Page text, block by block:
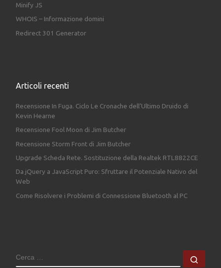
Minify JS
WHOIS – Informazione domini
Redirect 301 Generator
Articoli recenti
Recensione In Fuga. Ciclo Le Cronache dell’Ultimo Druido di
Kevin Hearne
Recensione Fool Moon di Jim Butcher
Recensione Storm Front di Jim Butcher
Upgrade Scheda Rete. Sostituzione della Realtek RTL8822CE
Da jQuery a JavaScript Puro: Sfruttare il Potenziale Nativo del
Web
Come Risolvere i Problemi di Connessione Bluetooth al PC
CERCA